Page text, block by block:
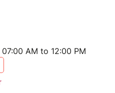
un public ciblé et qualifié
BNI et son
de
AM to 12:00 PM